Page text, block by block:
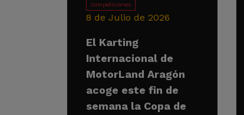
Competiciones
8 de Julio de 2026
El Karting
Internacional de
MotorLand Aragón
acoge este fin de
semana la Copa de